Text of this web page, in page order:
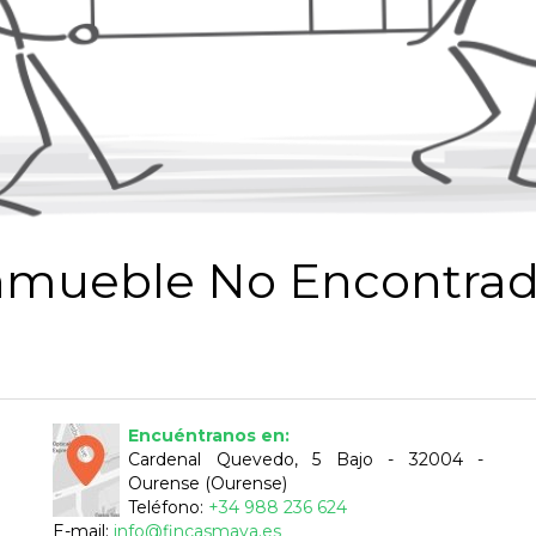
No
Encuéntranos en:
Cardenal Quevedo, 5 Bajo - 32004 -
Ourense (Ourense)
Teléfono: +34 988 236 624
E-mail: info@fincasmaya.es